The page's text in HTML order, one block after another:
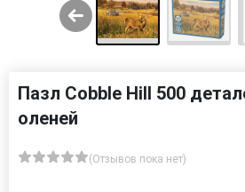
Пазл Cobble Hill 500
оленей
(Отзывов пока нет)